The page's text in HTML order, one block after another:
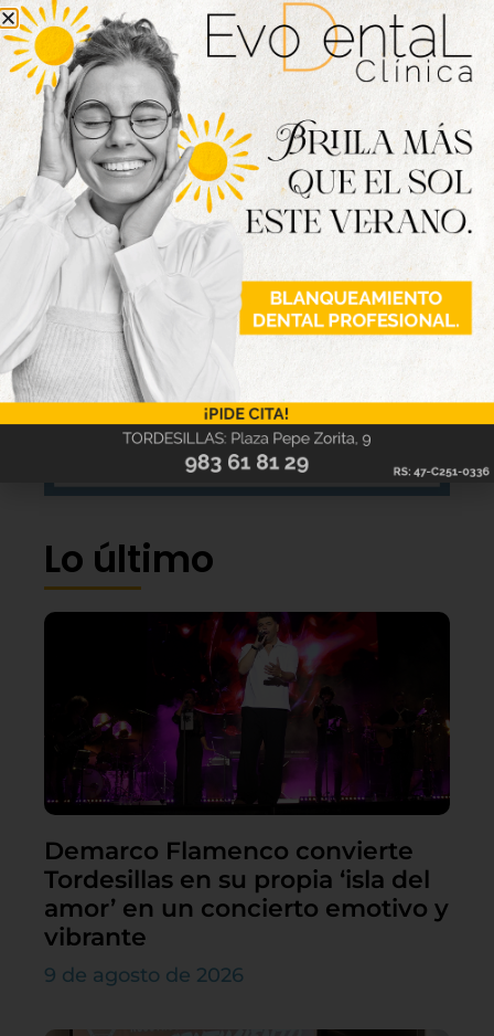
Lo último
Demarco Flamenco convierte
Tordesillas en su propia ‘isla del
amor’ en un concierto emotivo y
vibrante
9 de agosto de 2026